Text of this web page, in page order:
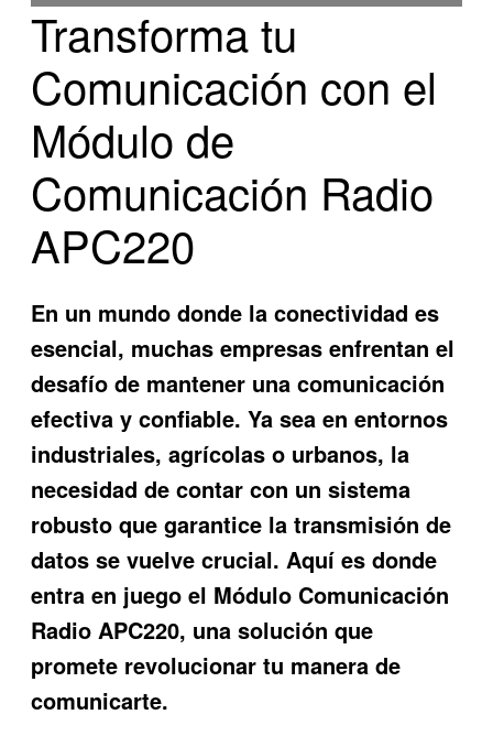
Transforma tu
Comunicación con el
Módulo de
Comunicación Radio
APC220
En un mundo donde la conectividad es
esencial, muchas empresas enfrentan el
desafío de mantener una comunicación
efectiva y confiable. Ya sea en entornos
industriales, agrícolas o urbanos, la
necesidad de contar con un sistema
robusto que garantice la transmisión de
datos se vuelve crucial. Aquí es donde
entra en juego el Módulo Comunicación
Radio APC220, una solución que
promete revolucionar tu manera de
comunicarte.